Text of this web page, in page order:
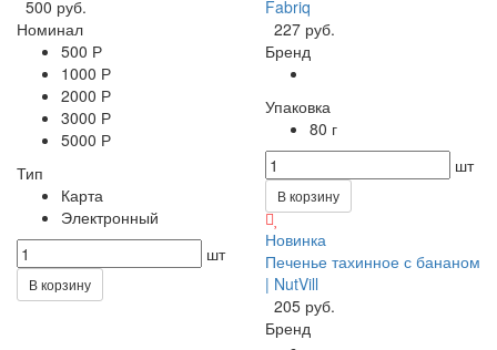
500 руб.
Номинал
500 Р
1000 Р
2000 Р
3000 Р
5000 Р
Тип
Карта
Электронный
шт
В корзину
Fabriq
227 руб.
Бренд
Упаковка
80 г
шт
В корзину
Новинка
Печенье тахинное с бананом
| NutVill
205 руб.
Бренд